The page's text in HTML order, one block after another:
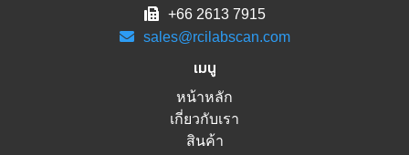
+66 2613 7915
sales@rcilabscan.com
เมนู
หน้าหลัก
เกี่ยวกับเรา
สินค้า